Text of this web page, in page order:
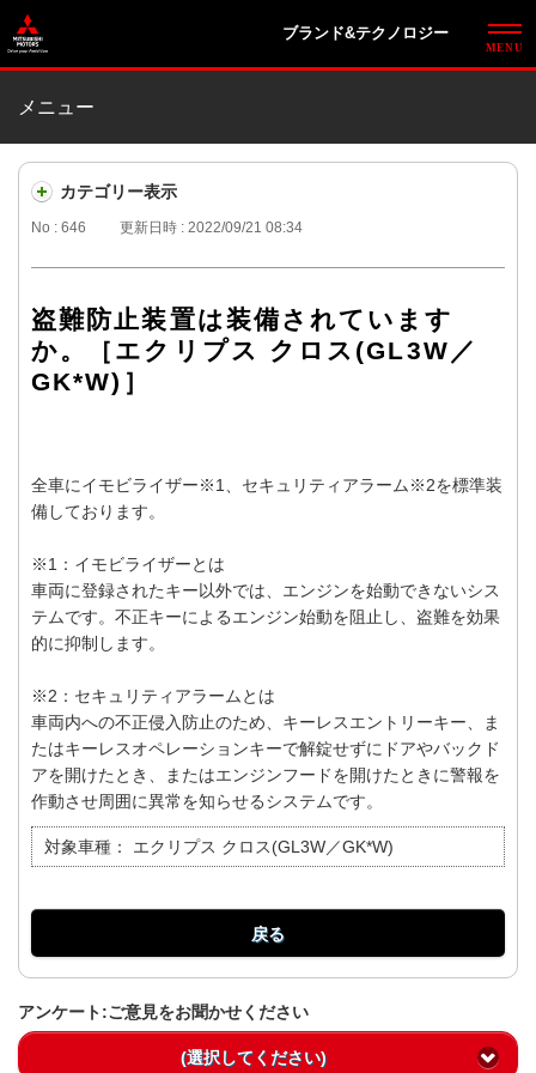
ブランド&テクノロジー
メニュー
カテゴリー表示
No : 646 更新日時 : 2022/09/21 08:34
盗難防止装置は装備されています
か。［エクリプス クロス(GL3W／
GK*W)］
全車にイモビライザー※1、セキュリティアラーム※2を標準装
備しております。
※1：イモビライザーとは
車両に登録されたキー以外では、エンジンを始動できないシス
テムです。不正キーによるエンジン始動を阻止し、盗難を効果
的に抑制します。
※2：セキュリティアラームとは
車両内への不正侵入防止のため、キーレスエントリーキー、ま
たはキーレスオペレーションキーで解錠せずにドアやバックド
アを開けたとき、またはエンジンフードを開けたときに警報を
作動させ周囲に異常を知らせるシステムです。
対象車種： エクリプス クロス(GL3W／GK*W)
戻る
アンケート:ご意見をお聞かせください
(選択してください)